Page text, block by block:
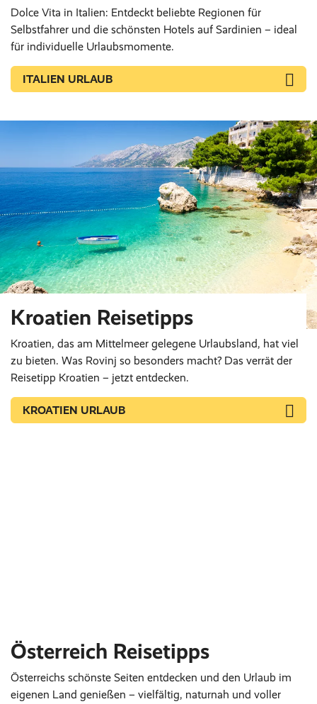
Dolce Vita in Italien: Entdeckt beliebte Regionen für
Selbstfahrer und die schönsten Hotels auf Sardinien – ideal
für individuelle Urlaubsmomente.
ITALIEN URLAUB
Kroatien Reisetipps
Kroatien, das am Mittelmeer gelegene Urlaubsland, hat viel
zu bieten. Was Rovinj so besonders macht? Das verrät der
Reisetipp Kroatien – jetzt entdecken.
KROATIEN URLAUB
Österreich Reisetipps
Österreichs schönste Seiten entdecken und den Urlaub im
eigenen Land genießen – vielfältig, naturnah und voller